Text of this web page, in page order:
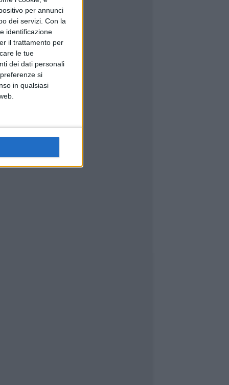
per annunci
dei servizi. Con la
identificazione
il trattamento per
le tue
dei dati personali
si
in qualsiasi